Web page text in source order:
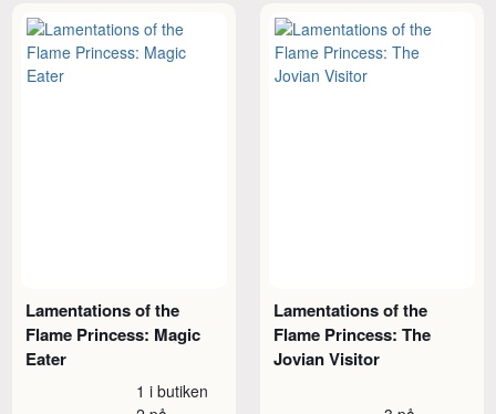
Lamentations of the
Flame Princess: Magic
Eater
1 i butiken
Lamentations of the
Flame Princess: The
Jovian Visitor